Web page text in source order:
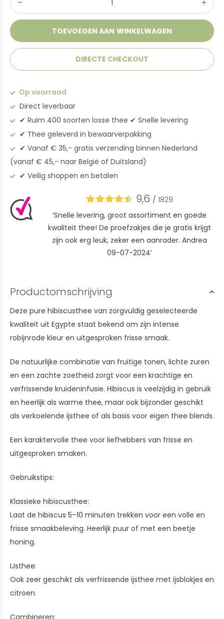
TOEVOEGEN AAN WINKELWAGEN
DIRECTE CHECKOUT
Op voorraad
Direct leverbaar
✔︎ Ruim 400 soorten losse thee ✔︎ Snelle levering
✔︎ Thee geleverd in bewaarverpakking
✔︎ Vanaf € 35,- gratis verzending binnen Nederland
(vanaf € 45,- naar België of Duitsland)
✔︎ Veilig shoppen en betalen
9,6 / 1829
‘Snelle levering, groot assortiment en goede
kwaliteit thee! De proefzakjes die je gratis krijgt
zijn ook erg leuk, zeker een aanrader. Andrea
09-07-2024’
Productomschrijving
Deze pure hibiscusthee van zorgvuldig geselecteerde
kwaliteit uit Egypte staat bekend om zijn intense
robijnrode kleur en uitgesproken frisse smaak.
De natuurlijke combinatie van fruitige tonen, lichte zuren
en een zachte zoetheid zorgt voor een krachtige en
verfrissende kruideninfusie. Hibiscus is veelzijdig in gebruik
en heerlijk als warme thee, maar ook bijzonder geschikt
als verkoelende ijsthee of als basis voor eigen thee blends.
Een karaktervolle thee voor liefhebbers van frisse en
uitgesproken smaken.
Gebruikstips:
Klassieke hibiscusthee:
Laat de hibiscus 5–10 minuten trekken voor een volle en
frisse smaakbeleving. Heerlijk puur of met een beetje
honing.
IJsthee:
Ook zeer geschikt als verfrissende ijsthee met ijsblokjes en
citroen.
Combineren: